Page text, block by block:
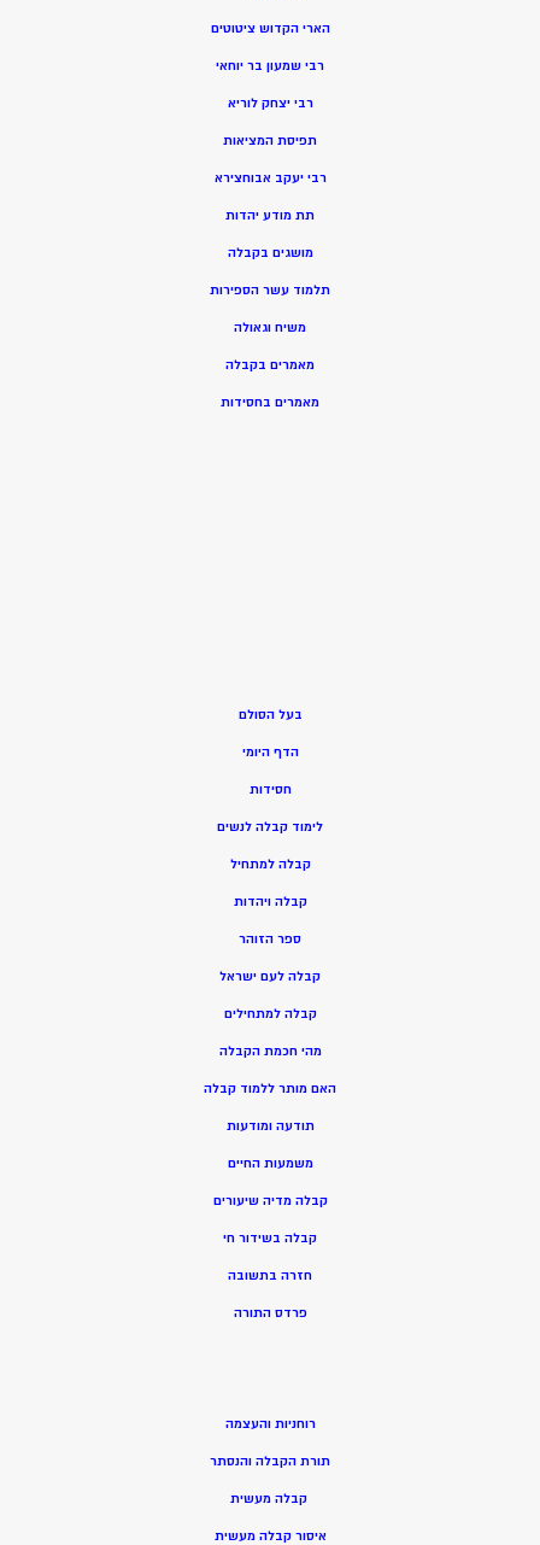
הארי הקדוש ציטוטים
רבי שמעון בר יוחאי
רבי יצחק לוריא
תפיסת המציאות
רבי יעקב אבוחצירא
תת מודע יהדות
מושגים בקבלה
תלמוד עשר הספירות
משיח וגאולה
מאמרים בקבלה
מאמרים בחסידות
בעל הסולם
הדף היומי
חסידות
לימוד קבלה לנשים
קבלה למתחיל
קבלה ויהדות
ספר הזוהר
קבלה לעם ישראל
קבלה למתחילים
מהי חכמת הקבלה
האם מותר ללמוד קבלה
תודעה ומודעות
משמעות החיים
קבלה מדיה שיעורים
קבלה בשידור חי
חזרה בתשובה
פרדס התורה
רוחניות והעצמה
תורת הקבלה והנסתר
קבלה מעשית
איסור קבלה מעשית